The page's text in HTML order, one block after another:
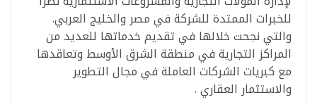
للخبرات الممتدة للشركة في مصر والخليج العربي.
والتي نجحت خلالها في تقديم خدماتها للعديد من
المراكز التجارية في منطقة الشرق الأوسط وتعاقدها
مع كبريات الشركات العاملة في مجال التطوير
والاستثمار العقاري .